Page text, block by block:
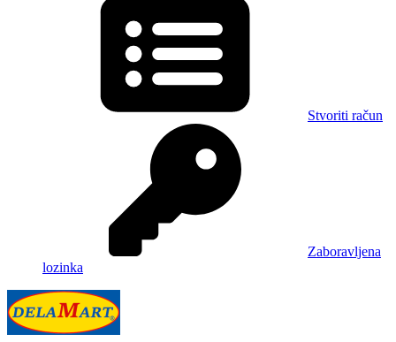
Stvoriti račun
Zaboravljena
lozinka